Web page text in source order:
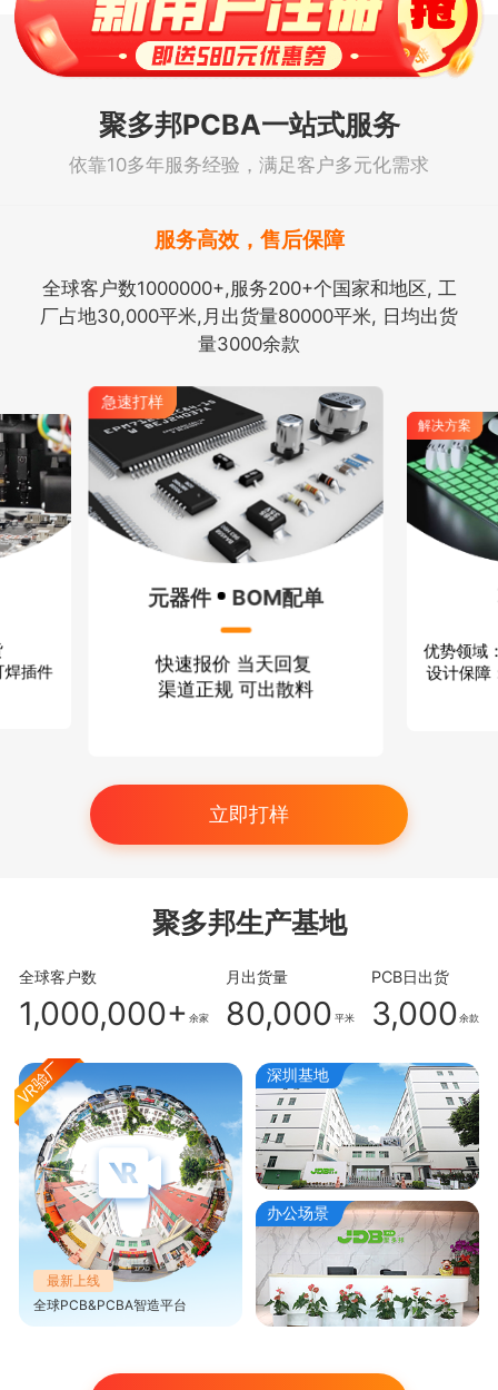
聚多邦PCBA一站式服务
依靠10多年服务经验，满足客户多元化需求
服务高效，售后保障
全球客户数1000000+,服务200+个国家和地区, 工
厂占地30,000平米,月出货量80000平米, 日均出货
量3000余款
料
解决方案
方案设计
优势领域：无线通信 消费电子
设计保障：严格保密 技术过硬
急速打样
打
小
立即打样
聚多邦生产基地
全球客户数
1,000,000+ 余家
月出货量
80,000 平米
PCB日出货
3,000 余款
最新上线
全球PCB&PCBA智造平台
深圳基地
办公场景